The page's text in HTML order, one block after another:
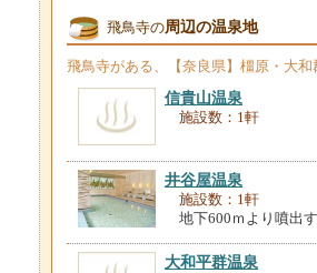
お客さまの声（73件
ＣＡＮＤＥＯ ＨＯ
お客さまの声（1795
多武峰観光ホテル【
お客さまの声（126件
飛鳥寺の周辺の温泉地
飛鳥寺がある、【奈良県】橿原・大和
信貴山温泉
施設数：1軒
井谷屋温泉
施設数：1軒
地下600ｍより噴出
大和平群温泉